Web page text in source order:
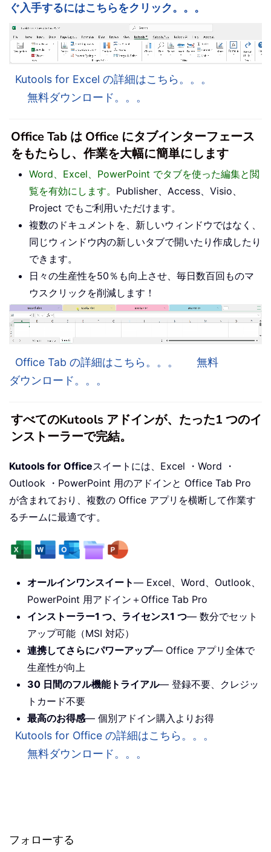
ぐ入手するにはこちらをクリック。。。
Kutools for Excel の詳細はこちら。。。
無料ダウンロード。。。
Office Tab は Office にタブインターフェース
をもたらし、作業を大幅に簡単にします
Word、Excel、PowerPoint でタブを使った編集と閲
覧を有効にします。 Publisher、Access、Visio、
Project でもご利用いただけます。
複数のドキュメントを、新しいウィンドウではなく、
同じウィンドウ内の新しいタブで開いたり作成したり
できます。
日々の生産性を50％も向上させ、毎日数百回ものマ
ウスクリックを削減します！
Office Tab の詳細はこちら。。。
無料
ダウンロード。。。
すべてのKutools アドインが、たった1 つのイ
ンストーラーで完結。
Kutools for Officeスイートには、Excel ・Word ・
Outlook ・PowerPoint 用のアドインと Office Tab Pro
が含まれており、複数の Office アプリを横断して作業す
るチームに最適です。
オールインワンスイート— Excel、Word、Outlook、
PowerPoint 用アドイン＋Office Tab Pro
インストーラー1 つ、ライセンス1 つ— 数分でセット
アップ可能（MSI 対応）
連携してさらにパワーアップ— Office アプリ全体で
生産性が向上
30 日間のフル機能トライアル— 登録不要、クレジッ
トカード不要
最高のお得感— 個別アドイン購入よりお得
Kutools for Office の詳細はこちら。。。
無料ダウンロード。。。
フォローする